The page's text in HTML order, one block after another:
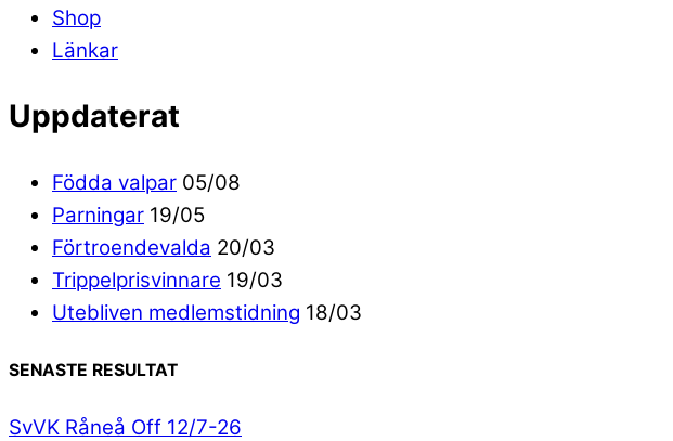
Shop
Länkar
Uppdaterat
Födda valpar 05/08
Parningar 19/05
Förtroendevalda 20/03
Trippelprisvinnare 19/03
Utebliven medlemstidning 18/03
SENASTE RESULTAT
SvVK Råneå Off 12/7-26